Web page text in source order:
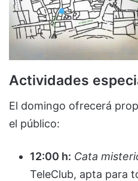
Actividades
El domingo ofrecerá
el público:
12:00 h: Cata
TeleClub, apta para